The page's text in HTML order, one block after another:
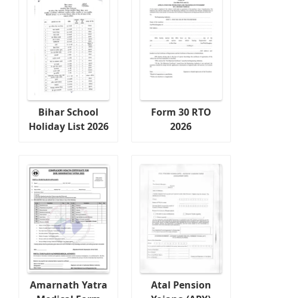
Bihar School
Holiday List 2026
Form 30 RTO
2026
Amarnath Yatra
Atal Pension